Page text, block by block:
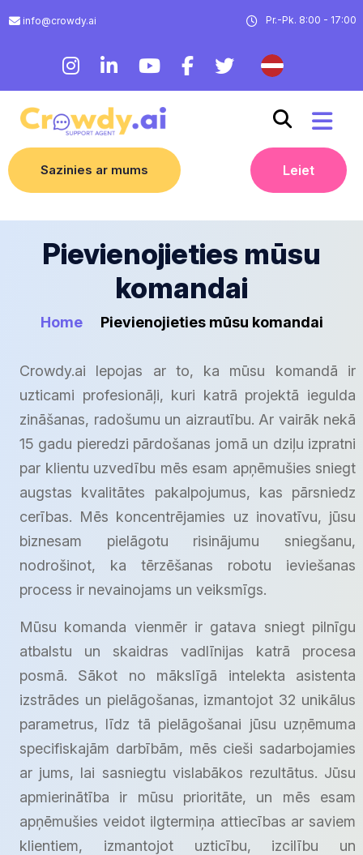
info@crowdy.ai Pr.-Pk. 8:00 - 17:00
Sazinies ar mums Leiet
Pievienojieties mūsu
komandai
Home Pievienojieties mūsu komandai
Crowdy.ai lepojas ar to, ka mūsu komandā ir
uzticami profesionāļi, kuri katrā projektā iegulda
zināšanas, radošumu un aizrautību. Ar vairāk nekā
15 gadu pieredzi pārdošanas jomā un dziļu izpratni
par klientu uzvedību mēs esam apņēmušies sniegt
augstas kvalitātes pakalpojumus, kas pārsniedz
cerības. Mēs koncentrējamies uz inovatīvu, jūsu
biznesam pielāgotu risinājumu sniegšanu,
nodrošinot, ka tērzēšanas robotu ieviešanas
process ir nevainojams un veiksmīgs.
Mūsu komanda vienmēr ir gatava sniegt pilnīgu
atbalstu un skaidras vadlīnijas katrā procesa
posmā. Sākot no mākslīgā intelekta asistenta
izstrādes un pielāgošanas, izmantojot 32 unikālus
parametrus, līdz tā pielāgošanai jūsu uzņēmuma
specifiskajām darbībām, mēs cieši sadarbojamies
ar jums, lai sasniegtu vislabākos rezultātus. Jūsu
apmierinātība ir mūsu prioritāte, un mēs esam
apņēmušies veidot ilgtermiņa attiecības ar saviem
klientiem, izmantojot uzticību, izcilību un